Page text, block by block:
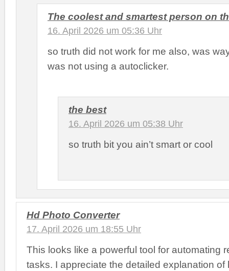
The coolest and smartest person on
16. April 2026 um 05:36 Uhr
so truth did not work for me also, was
was not using a autoclicker.
the best
16. April 2026 um 05:38 Uhr
so truth bit you ain’t smart or cool
Hd Photo Converter
17. April 2026 um 18:55 Uhr
This looks like a powerful tool for automating
tasks. I appreciate the detailed explanation of